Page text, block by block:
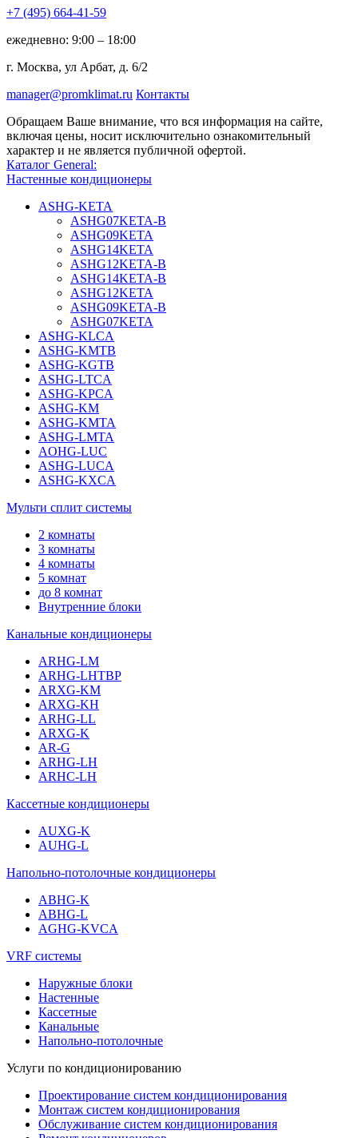
+7 (495) 664-41-59
ежедневно: 9:00 – 18:00
г. Москва, ул Арбат, д. 6/2
manager@promklimat.ru Контакты
Обращаем Ваше внимание, что вся информация на сайте,
включая цены, носит исключительно ознакомительный
характер и не является публичной офертой.
Каталог General:
Настенные кондиционеры
ASHG-KETA
ASHG07KETA-B
ASHG09KETA
ASHG14KETA
ASHG12KETA-B
ASHG14KETA-B
ASHG12KETA
ASHG09KETA-B
ASHG07KETA
ASHG-KLCA
ASHG-KMTB
ASHG-KGTB
ASHG-LTCA
ASHG-KPCA
ASHG-KM
ASHG-KMTA
ASHG-LMTA
AOHG-LUC
ASHG-LUCA
ASHG-KXCA
Мульти сплит системы
2 комнаты
3 комнаты
4 комнаты
5 комнат
до 8 комнат
Внутренние блоки
Канальные кондиционеры
ARHG-LM
ARHG-LHTBP
ARXG-KM
ARXG-KH
ARHG-LL
ARXG-K
AR-G
ARHG-LH
ARHC-LH
Кассетные кондиционеры
AUXG-K
AUHG-L
Напольно-потолочные кондиционеры
ABHG-K
ABHG-L
AGHG-KVCA
VRF системы
Наружные блоки
Настенные
Кассетные
Канальные
Напольно-потолочные
Услуги по кондиционированию
Проектирование систем кондиционирования
Монтаж систем кондиционирования
Обслуживание систем кондиционирования